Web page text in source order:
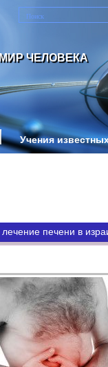
ЧЕЛОВЕКА
Учения
печени в